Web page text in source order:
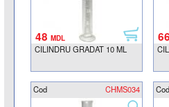
CILINDRU GRADAT 10 ML
48 MDL
Cod CHMS034